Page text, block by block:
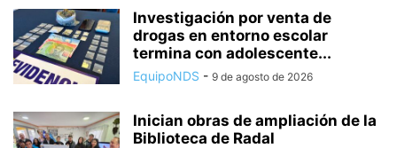
Investigación por venta de
drogas en entorno escolar
termina con adolescente...
EquipoNDS - 9 de agosto de 2026
Inician obras de ampliación de la
Biblioteca de Radal